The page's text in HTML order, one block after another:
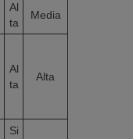
Al
ta
Media
Al
ta
Alta
Si